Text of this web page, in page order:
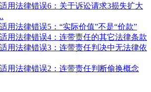
用法律错误6：关于诉讼请求3损失扩大
用法律错误5：“实际价值”不是“价款”
用法律错误4：连带责任的其它法律条款
用法律错误3：连带责任判决中无法律依
用法律错误2：连带责任判断偷换概念